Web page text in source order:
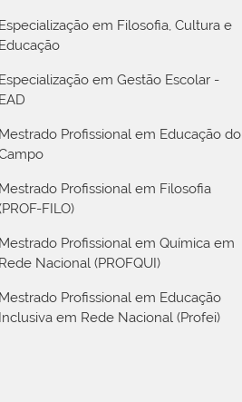
Especialização em Filosofia, Cultura e
Educação
Especialização em Gestão Escolar -
EAD
Mestrado Profissional em Educação do
Mestrado Profissional em Filosofia
FILO)
Mestrado Profissional em Química em
Rede Nacional (PROFQUI)
Mestrado Profissional em Educação
Inclusiva em Rede Nacional (Profei)